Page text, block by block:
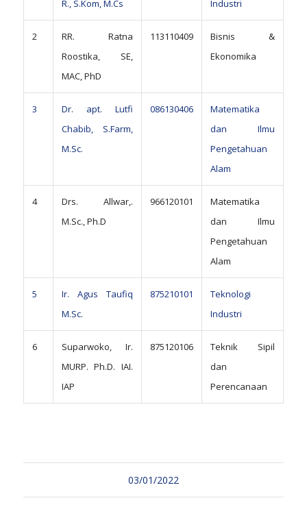
R., S.Kom, M.Cs
Industri
2
RR. Ratna
Roostika, SE,
MAC, PhD
113110409
Bisnis &
Ekonomika
3
Dr. apt. Lutfi
Chabib, S.Farm,
M.Sc.
086130406
Matematika
dan Ilmu
Pengetahuan
Alam
4
Drs. Allwar,.
M.Sc., Ph.D
966120101
Matematika
dan Ilmu
Pengetahuan
Alam
5
Ir. Agus Taufiq
M.Sc.
875210101
Teknologi
Industri
6
Suparwoko, Ir.
MURP. Ph.D. IAI.
IAP
875120106
Teknik Sipil
dan
Perencanaan
03/01/2022